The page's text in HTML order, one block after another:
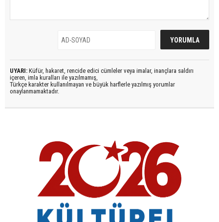
UYARI: Küfür, hakaret, rencide edici cümleler veya imalar, inançlara saldırı
içeren, imla kuralları ile yazılmamış,
Türkçe karakter kullanılmayan ve büyük harflerle yazılmış yorumlar
onaylanmamaktadır.